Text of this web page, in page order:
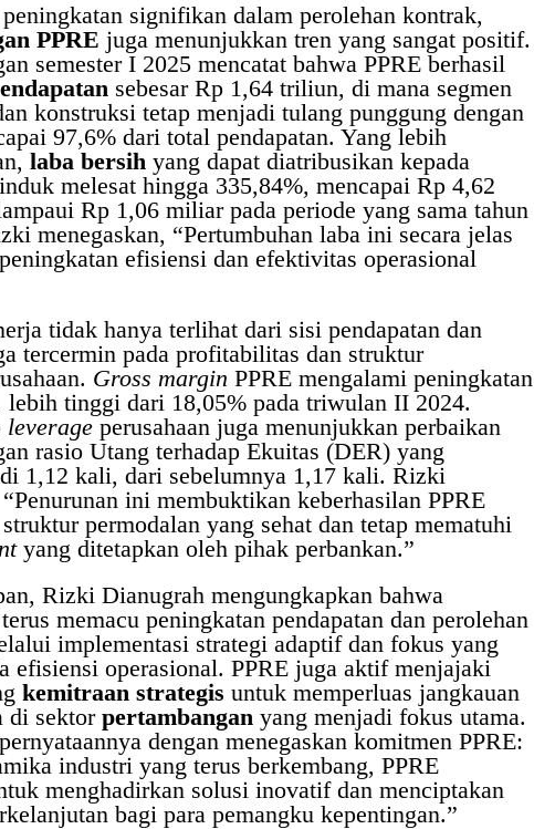
signifikan dalam perolehan kontrak,
PPRE juga menunjukkan tren yang sangat positif.
semester I 2025 mencatat bahwa PPRE berhasil
sebesar Rp 1,64 triliun, di mana segmen
konstruksi tetap menjadi tulang punggung dengan
97,6% dari total pendapatan. Yang lebih
laba bersihyang dapat diatribusikan kepada
melesat hingga 335,84%, mencapai Rp 4,62
Rp 1,06 miliar pada periode yang sama tahun
menegaskan, “Pertumbuhan laba ini secara jelas
efisiensi dan efektivitas operasional
tidak hanya terlihat dari sisi pendapatan dan
tercermin pada profitabilitas dan struktur
Gross margin PPRE mengalami peningkatan
lebih tinggi dari 18,05% pada triwulan II 2024.
leverageperusahaan juga menunjukkan perbaikan
rasio Utang terhadap Ekuitas (DER) yang
1,12 kali, dari sebelumnya 1,17 kali. Rizki
ini membuktikan keberhasilan PPRE
permodalan yang sehat dan tetap mematuhi
yang ditetapkan oleh pihak perbankan.”
Rizki Dianugrah mengungkapkan bahwa
memacu peningkatan pendapatan dan perolehan
implementasi strategi adaptif dan fokus yang
efisiensi operasional. PPRE juga aktif menjajaki
kemitraan strategis untuk memperluas jangkauan
di sektor pertambanganyang menjadi fokus utama.
dengan menegaskan komitmen PPRE:
industri yang terus berkembang, PPRE
menghadirkan solusi inovatif dan menciptakan
bagi para pemangku kepentingan.”